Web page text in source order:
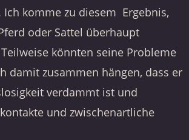
Ich komme zu diesem Ergebnis,
oder Sattel überhaupt
könnten seine Probleme
damit zusammen hängen, dass er
verdammt ist und
und zwischenartliche